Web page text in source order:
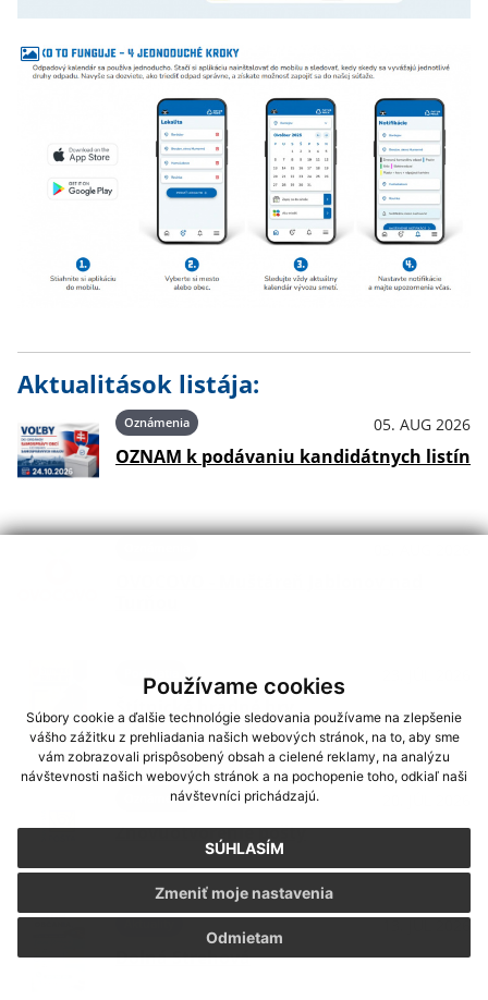
Používame cookies
Súbory cookie a ďalšie technológie sledovania používame na zlepšenie
vášho zážitku z prehliadania našich webových stránok, na to, aby sme
vám zobrazovali prispôsobený obsah a cielené reklamy, na analýzu
návštevnosti našich webových stránok a na pochopenie toho, odkiaľ naši
návštevníci prichádzajú.
SÚHLASÍM
Odmietam
Zmeniť moje nastavenia
Aktualitások listája:
Oznámenia 05. AUG 2026
OZNAM k podávaniu kandidátnych listín
Štítnické hradné hry
Oznámenia
Znovuotvorenie pošty
13. JÚL 2026
Dolná Strehová